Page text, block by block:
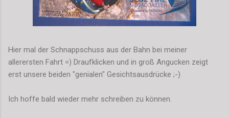
Hier mal der Schnappschuss aus der Bahn bei meiner
allerersten Fahrt =) Draufklicken und in groß Angucken zeigt
erst unsere beiden "genialen" Gesichtsausdrücke ;-)
Ich hoffe bald wieder mehr schreiben zu können.